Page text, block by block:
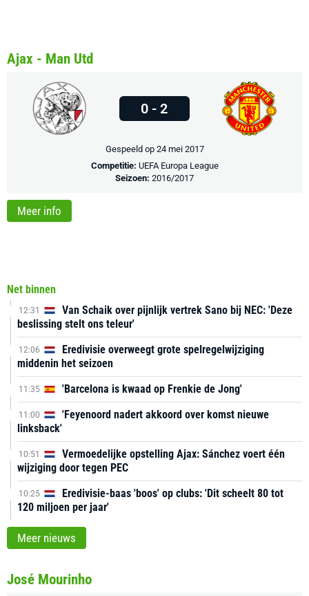
Net binnen
12:31
Van Schaik over pijnlijk vertrek Sano bij NEC: 'Deze
beslissing stelt ons teleur'
12:06
Eredivisie overweegt grote spelregelwijziging
middenin het seizoen
11:35 'Barcelona is kwaad op Frenkie de Jong'
11:00
'Feyenoord nadert akkoord over komst nieuwe
linksback'
10:51
Vermoedelijke opstelling Ajax: Sánchez voert één
wijziging door tegen PEC
10:25
Eredivisie-baas 'boos' op clubs: 'Dit scheelt 80 tot
120 miljoen per jaar'
Meer nieuws
Ajax - Man Utd
0 - 2
Gespeeld op 24 mei 2017
Competitie: UEFA Europa League
Seizoen: 2016/2017
Meer info
José Mourinho